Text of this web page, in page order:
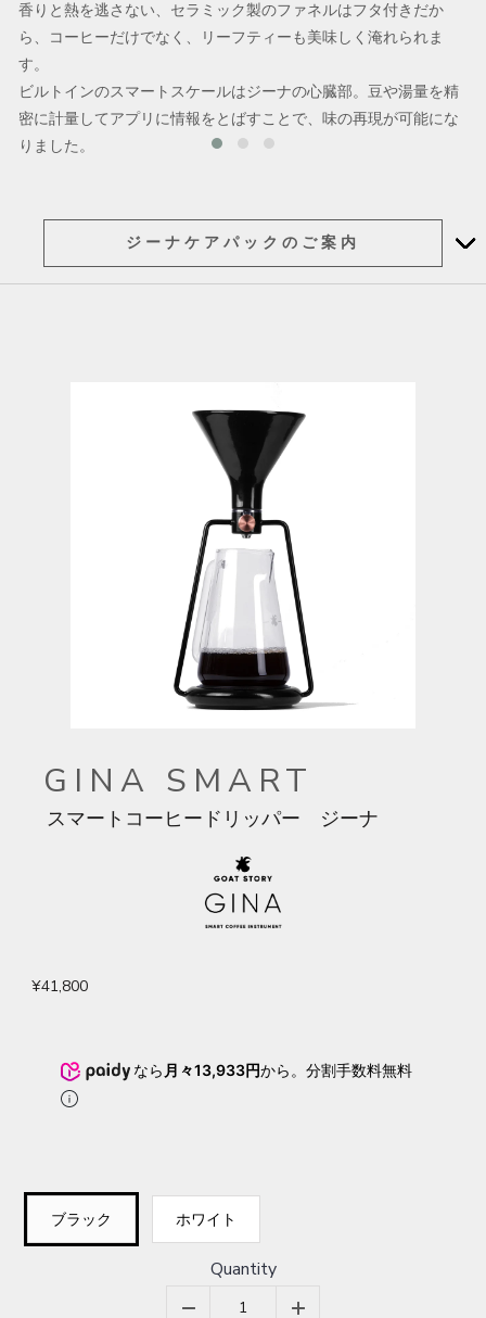
香りと熱を逃さない、セラミック製のファネルはフタ付きだか
ら、コーヒーだけでなく、リーフティーも美味しく淹れられま
す。
ビルトインのスマートスケールはジーナの心臓部。豆や湯量を精
密に計量してアプリに情報をとばすことで、味の再現が可能にな
りました。
ジーナケアパックのご案内
GINA SMART
スマートコーヒードリッパー ジーナ
¥41,800
なら 月々13,933円から。分割手数料無料
ブラック ホワイト
Quantity